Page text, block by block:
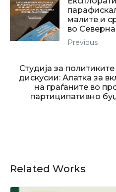
малите и
во
Previous
Студија за
дискусии: Алатка за
на граѓаните во
партиципативно
Related Works